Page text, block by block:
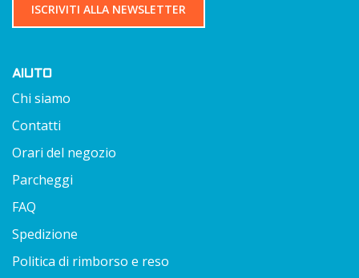
ISCRIVITI ALLA NEWSLETTER
AIUTO
Chi siamo
Contatti
Orari del negozio
Parcheggi
FAQ
Spedizione
Politica di rimborso e reso